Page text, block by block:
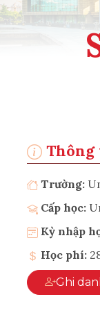
Thông
Trường:
Cấp học:
Kỳ nhập
Học phí:
Ghi